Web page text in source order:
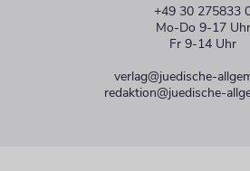
+49 30 275833
Mo-Do 9-17 Uhr
Fr 9-14 Uhr
verlag@juedische-
redaktion@juedische-